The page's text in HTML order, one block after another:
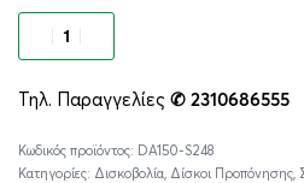
Τηλ. Παραγγελίες ✆ 2310686555
DA150-S248
Κατηγορίες: Δισκοβολία Δίσκοι Προπόνησης